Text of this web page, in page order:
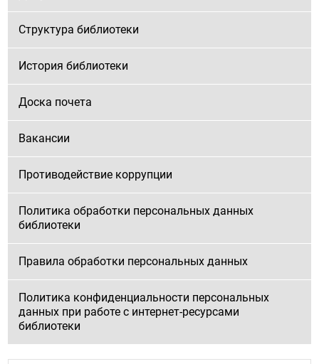
Структура библиотеки
История библиотеки
Доска почета
Вакансии
Противодействие коррупции
Политика обработки персональных данных
библиотеки
Правила обработки персональных данных
Политика конфиденциальности персональных
данных при работе с интернет-ресурсами
библиотеки